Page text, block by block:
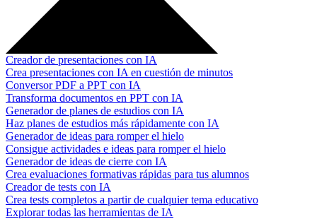
Creador de presentaciones con IA
Crea presentaciones con IA en cuestión de minutos
Conversor PDF a PPT con IA
Transforma documentos en PPT con IA
Generador de planes de estudios con IA
Haz planes de estudios más rápidamente con IA
Generador de ideas para romper el hielo
Consigue actividades e ideas para romper el hielo
Generador de ideas de cierre con IA
Crea evaluaciones formativas rápidas para tus alumnos
Creador de tests con IA
Crea tests completos a partir de cualquier tema educativo
Explorar todas las herramientas de IA